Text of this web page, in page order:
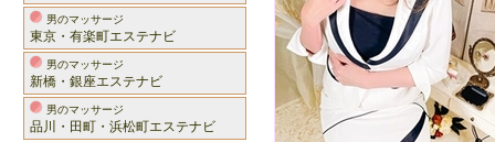
男のマッサージ
東京・有楽町エステナビ
男のマッサージ
新橋・銀座エステナビ
男のマッサージ
品川・田町・浜松町エステナビ